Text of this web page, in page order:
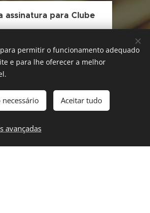
assinatura para Clube
Jogador Clube
Assinatura Jogador FCX
permitir o funcionamento adequado
e para lhe oferecer a melhor
necessário Aceitar tudo
avançadas